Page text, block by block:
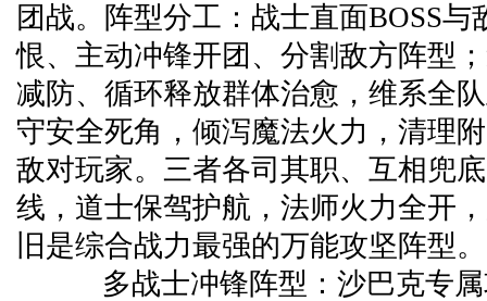
团战。阵型分工：战士直面BOSS
恨、主动冲锋开团、分割敌方阵型
减防、循环释放群体治愈，维系全
守安全死角，倾泻魔法火力，清理
敌对玩家。三者各司其职、互相兜
线，道士保驾护航，法师火力全开
旧是综合战力最强的万能攻坚阵型。
多战士冲锋阵型：沙巴克专属